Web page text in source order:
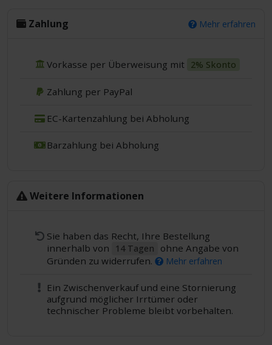
Zahlung Mehr erfahren
Vorkasse per Überweisung mit 2% Skonto
Zahlung per PayPal
EC-Kartenzahlung bei Abholung
Barzahlung bei Abholung
Weitere Informationen
Sie haben das Recht, Ihre Bestellung
innerhalb von
14 Tagen
ohne Angabe von
Gründen zu widerrufen.
Mehr erfahren
Ein Zwischenverkauf und eine Stornierung
aufgrund möglicher Irrtümer oder
technischer Probleme bleibt vorbehalten.